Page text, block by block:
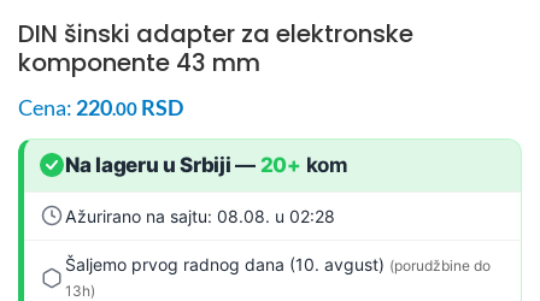
DIN šinski adapter za elektronske
komponente 43 mm
Cena: 220.00 RSD
Na lageru u Srbiji — 20+ kom
Ažurirano na sajtu: 08.08. u 02:28
Šaljemo prvog radnog dana (10. avgust) (porudžbine do
13h)